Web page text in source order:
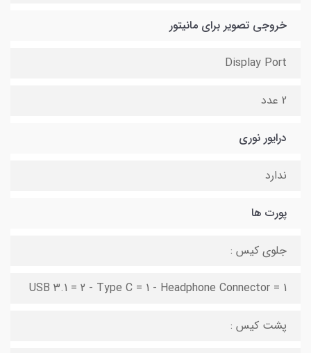
خروجی تصویر برای مانیتور
Display Port
2 عدد
درایور نوری
ندارد
پورت ها
جلوی کیس :
USB 3.1 = 2 - Type C = 1 - Headphone Connector = 1
پشت کیس :